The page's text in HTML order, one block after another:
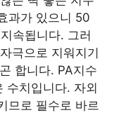
과가 있으니 50
속됩니다. 그러
극으로 지워지기
합니다. PA지수
수치입니다. 자외
므로 필수로 바르